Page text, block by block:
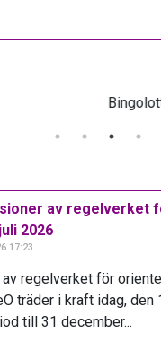
av regelverket
2026
17:23
regelverket för
träder i kraft idag, den
till 31 december...